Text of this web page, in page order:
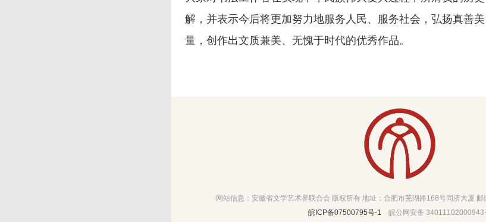
解，并表示今后将更加努力地服务人民、服务社会，弘扬真善
量，创作出文质兼美、无愧于时代的优秀作品。
网站信息：安徽省文学艺术界联合会 版权所有 地址：合肥市芜湖路168号同济大厦
皖ICP备07500795号-1 皖公网安备 34011102000943